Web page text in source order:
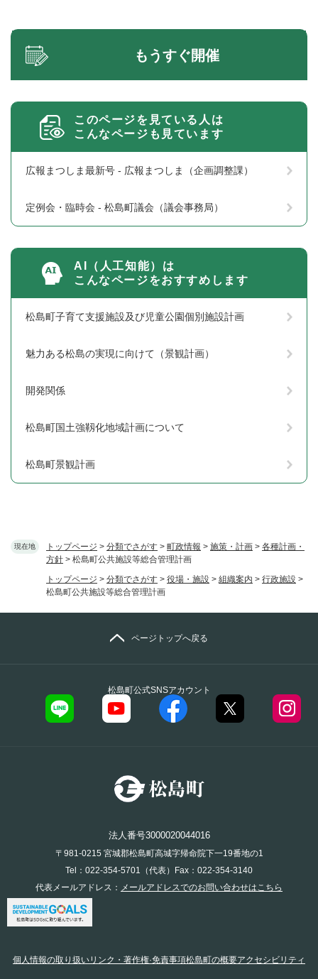
現在地 トップページ > 分類でさがす > 町政情報 > 施策・計画 > 各種計画・
方針 > 松島町公共施設等総合管理計画
トップページ > 分類でさがす > 役場・施設 > 組織案内 > 行政施設 >
松島町公共施設等総合管理計画
もうすぐ開催
このページを見ている人は
こんなページも見ています
広報まつしま最新号 - 広報まつしま（企画調整課）
定例会・臨時会 - 松島町議会（議会事務局）
AI（人工知能）は
こんなページをおすすめします
松島町子育て支援施設及び児童公園個別施設計画
魅力ある松島の実現に向けて（景観計画）
開発関係
松島町国土強靱化地域計画について
松島町景観計画
松島町公式SNSアカウント
ページトップへ戻る
法人番号3000020044016
〒981-0215 宮城郡松島町高城字帰命院下一19番地の1
Tel：022-354-5701（代表）Fax：022-354-3140
代表メールアドレス： メールアドレスでのお問い合わせはこちら
個人情報の取り扱いリンク・著作権·免責事項松島町の概要アクセシビリティ